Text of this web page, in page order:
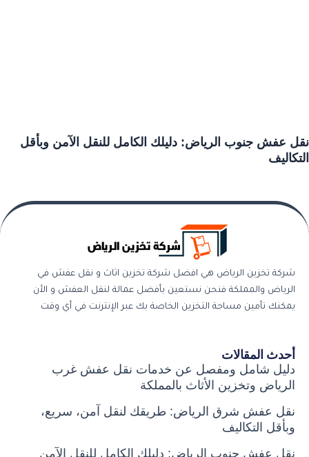
نقل عفش جنوب الرياض: دليلك الكامل للنقل الآمن وبأقل
التكاليف
شركة تخزين الرياض هي افضل شركة تخزين اثاث و نقل عفش في
الرياض والمملكة فنحن نستعين بأفضل عمالة لنقل العفش و الأن
يمكنك تأمين مساحة التخزين الخاصة بك عبر الإنترنت في أي وقت
أحدث المقالات
دليل شامل ومفصل عن خدمات نقل عفش غرب
الرياض وتخزين الأثاث بالمملكة
نقل عفش شرق الرياض: طريقك لنقل آمن، سريع،
وبأقل التكاليف
نقل عفش جنوب الرياض: دليلك الكامل للنقل الآمن